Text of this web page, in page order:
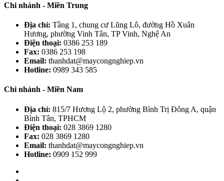
Chi nhánh - Miền Trung
Địa chỉ: Tầng 1, chung cư Lũng Lô, đường Hồ Xuân
Hương, phường Vinh Tân, TP Vinh, Nghệ An
Điện thoại: 0386 253 189
Fax: 0386 253 198
Email: thanhdat@maycongnghiep.vn
Hotline: 0989 343 585
Chi nhánh - Miền Nam
Địa chỉ: 815/7 Hương Lộ 2, phường Bình Trị Đông A, quận
Bình Tân, TPHCM
Điện thoại: 028 3869 1280
Fax: 028 3869 1280
Email: thanhdat@maycongnghiep.vn
Hotline: 0909 152 999